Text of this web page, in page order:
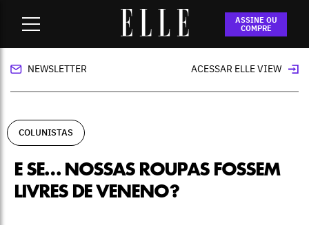
ASSINE OU
COMPRE
E se… nossas roupas fossem livres de
veneno?
NEWSLETTER ACESSAR ELLE VIEW
COLUNISTAS
E SE… NOSSAS ROUPAS FOSSEM
LIVRES DE VENENO?